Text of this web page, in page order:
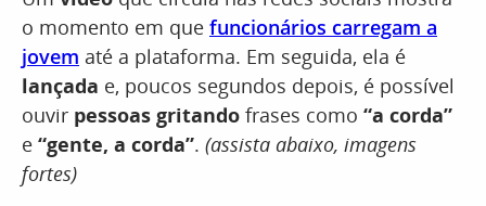
o momento em que funcionários carregam a
jovem até a plataforma. Em seguida, ela é
lançada e, poucos segundos depois, é possível
ouvir pessoas gritando frases como “a corda”
e “gente, a corda”. (assista abaixo, imagens
fortes)